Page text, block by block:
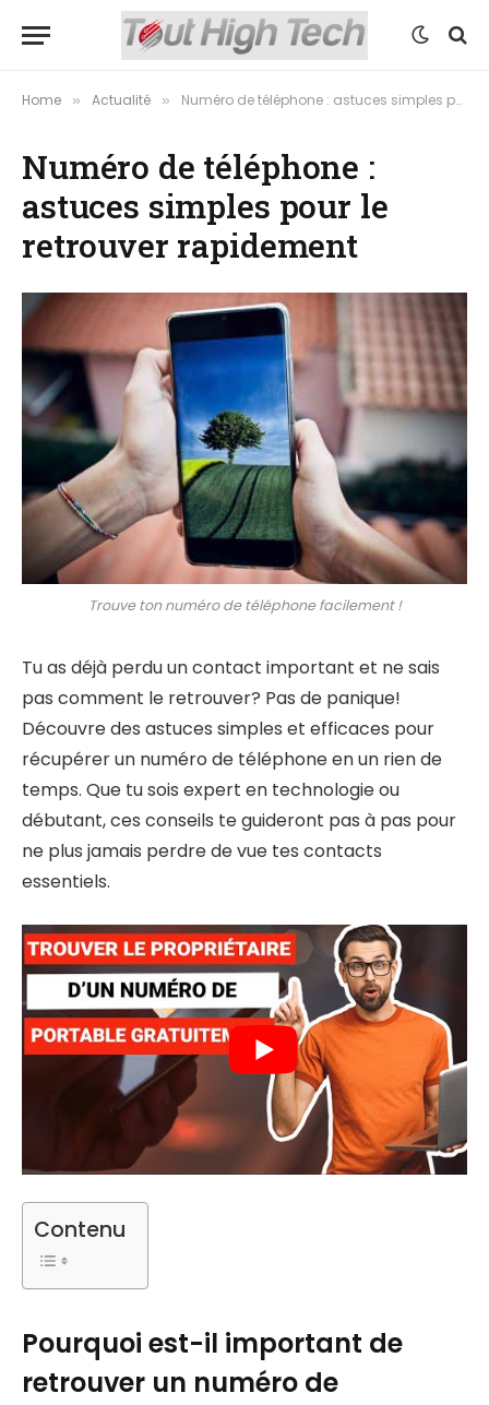
Home » Actualité » Numéro de téléphone : astuces simples pour le retrouver rapidement
Numéro de téléphone :
astuces simples pour le
retrouver rapidement
Trouve ton numéro de téléphone facilement !
Tu as déjà perdu un contact important et ne sais
pas comment le retrouver? Pas de panique!
Découvre des astuces simples et efficaces pour
récupérer un numéro de téléphone en un rien de
temps. Que tu sois expert en technologie ou
débutant, ces conseils te guideront pas à pas pour
ne plus jamais perdre de vue tes contacts
essentiels.
Contenu
Pourquoi est-il important de
retrouver un numéro de